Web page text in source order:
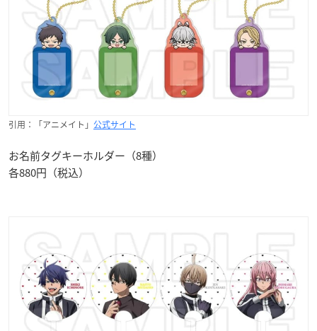
引用：「アニメイト」 公式サイト
お名前タグキーホルダー（8種）
各880円（税込）